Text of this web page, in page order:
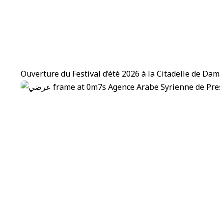
Ouverture du Festival d’été 2026 à la Citadelle de